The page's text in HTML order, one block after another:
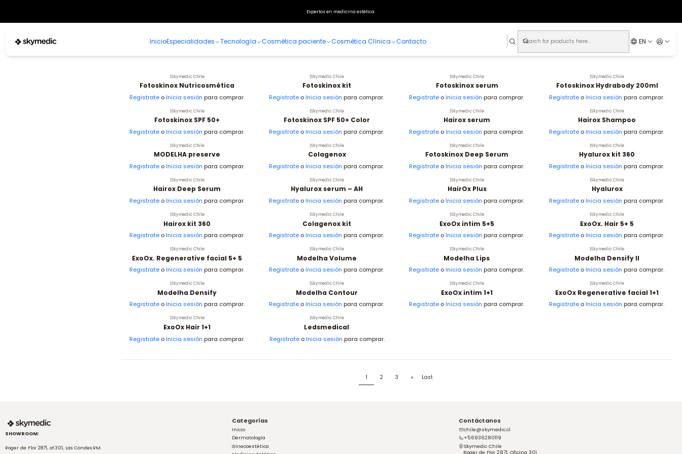
InicioEspecialidades Tecnología Cosmética paciente Cosmética Clínica Contacto EN
Expertos en medicina estética.
Especialidades
Especialidades
|Skymedic Chile
Fotoskinox Nutricosmética
Registrate o Inicia sesión para comprar.
|Skymedic Chile
Fotoskinox kit
Registrate o Inicia sesión para comprar.
|Skymedic Chile
Fotoskinox serum
Registrate o Inicia sesión para comprar.
|Skymedic Chile
Fotoskinox Hydrabody 200ml
Registrate o Inicia sesión para comprar.
|Skymedic Chile
Fotoskinox SPF 50+
Registrate o Inicia sesión para comprar.
|Skymedic Chile
Fotoskinox SPF 50+ Color
Registrate o Inicia sesión para comprar.
|Skymedic Chile
Hairox serum
Registrate o Inicia sesión para comprar.
|Skymedic Chile
Hairox Shampoo
Registrate o Inicia sesión para comprar.
|Skymedic Chile
MODELHA preserve
Registrate o Inicia sesión para comprar.
|Skymedic Chile
Colagenox
Registrate o Inicia sesión para comprar.
|Skymedic Chile
Fotoskinox Deep Serum
Registrate o Inicia sesión para comprar.
|Skymedic Chile
Hyalurox kit 360
Registrate o Inicia sesión para comprar.
|Skymedic Chile
Hairox Deep Serum
Registrate o Inicia sesión para comprar.
|Skymedic Chile
Hyalurox serum – AH
Registrate o Inicia sesión para comprar.
|Skymedic Chile
HairOx Plus
Registrate o Inicia sesión para comprar.
|Skymedic Chile
Hyalurox
Registrate o Inicia sesión para comprar.
|Skymedic Chile
Hairox kit 360
Registrate o Inicia sesión para comprar.
|Skymedic Chile
Colagenox kit
Registrate o Inicia sesión para comprar.
|Skymedic Chile
ExoOx intim 5+5
Registrate o Inicia sesión para comprar.
|Skymedic Chile
ExoOx. Hair 5+ 5
Registrate o Inicia sesión para comprar.
|Skymedic Chile
ExoOx. Regenerative facial 5+ 5
Registrate o Inicia sesión para comprar.
|Skymedic Chile
Modelha Volume
Registrate o Inicia sesión para comprar.
|Skymedic Chile
Modelha Lips
Registrate o Inicia sesión para comprar.
|Skymedic Chile
Modelha Densify II
Registrate o Inicia sesión para comprar.
|Skymedic Chile
Modelha Densify
Registrate o Inicia sesión para comprar.
|Skymedic Chile
Modelha Contour
Registrate o Inicia sesión para comprar.
|Skymedic Chile
ExoOx intim 1+1
Registrate o Inicia sesión para comprar.
|Skymedic Chile
ExoOx Regenerative facial 1+1
Registrate o Inicia sesión para comprar.
|Skymedic Chile
ExoOx Hair 1+1
Registrate o Inicia sesión para comprar.
|Skymedic Chile
Ledsmedical
Registrateo Inicia sesión para comprar.
1 2 3 » Last
SHOWROOM:
Roger de Flor 2871, of.301, Las Condes.RM.
Categorías
Inicio
Dermatología
Ginecoestética
Contáctanos
chile@skymedic.cl
+56936280119
Skymedic Chile
Roger de Flor 2871, Oficina 301